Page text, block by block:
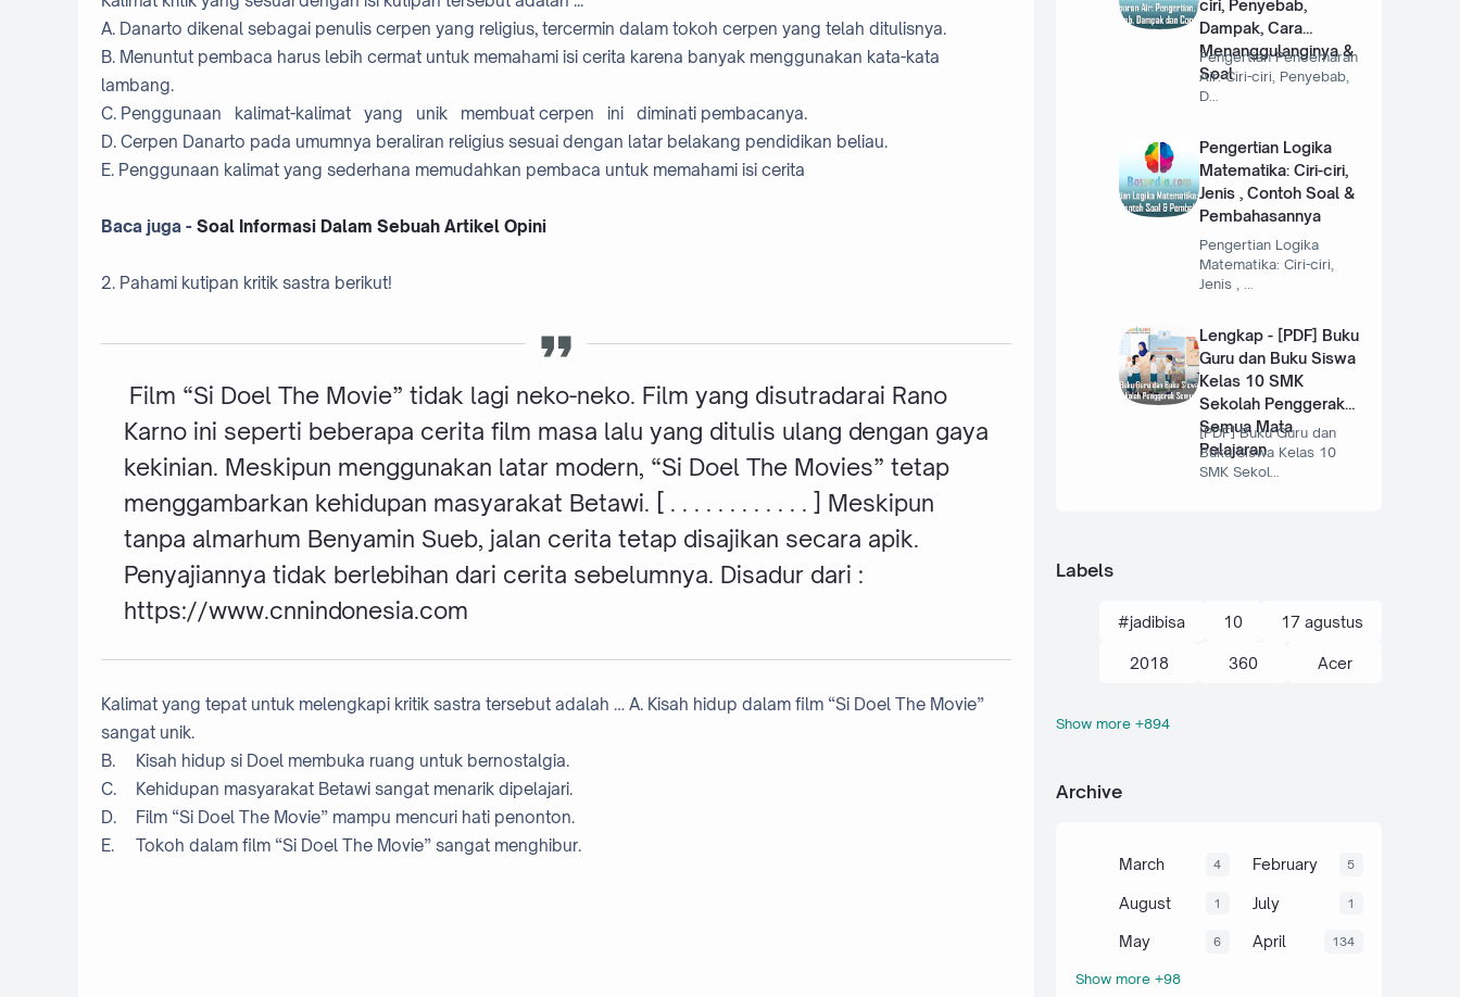
A. Danarto dikenal sebagai penulis cerpen yang religius, tercermin dalam tokoh cerpen yang telah ditulisnya.
B. Menuntut pembaca harus lebih cermat untuk memahami isi cerita karena banyak menggunakan kata-kata
lambang.
C. Penggunaan kalimat-kalimat yang unik membuat cerpen ini diminati pembacanya.
D. Cerpen Danarto pada umumnya beraliran religius sesuai dengan latar belakang pendidikan beliau.
E. Penggunaan kalimat yang sederhana memudahkan pembaca untuk memahami isi cerita
Baca juga - Soal Informasi Dalam Sebuah Artikel Opini
2. Pahami kutipan kritik sastra berikut!
Film “Si Doel The Movie” tidak lagi neko-neko. Film yang disutradarai Rano
Karno ini seperti beberapa cerita film masa lalu yang ditulis ulang dengan gaya
kekinian. Meskipun menggunakan latar modern, “Si Doel The Movies” tetap
menggambarkan kehidupan masyarakat Betawi. [ . . . . . . . . . . . . ] Meskipun
tanpa almarhum Benyamin Sueb, jalan cerita tetap disajikan secara apik.
Penyajiannya tidak berlebihan dari cerita sebelumnya. Disadur dari :
https://www.cnnindonesia.com
Kalimat yang tepat untuk melengkapi kritik sastra tersebut adalah … A. Kisah hidup dalam film “Si Doel The Movie”
sangat unik.
B.
Kisah hidup si Doel membuka ruang untuk bernostalgia.
C.
Kehidupan masyarakat Betawi sangat menarik dipelajari.
D.
Film “Si Doel The Movie” mampu mencuri hati penonton.
E.
Tokoh dalam film “Si Doel The Movie” sangat menghibur.
ciri, Penyebab,
Dampak, Cara
Menanggulanginya &
Soal
Pengertian Pencemaran
Air: Ciri-ciri, Penyebab,
D…
Pengertian Logika
Matematika: Ciri-ciri,
Jenis , Contoh Soal &
Pembahasannya
Pengertian Logika
Matematika: Ciri-ciri,
Jenis , …
Lengkap - [PDF] Buku
Guru dan Buku Siswa
Kelas 10 SMK
Sekolah Penggerak
Semua Mata
Pelajaran
[PDF] Buku Guru dan
Buku Siswa Kelas 10
SMK Sekol…
Labels
#jadibisa 10 17 agustus
2018 360 Acer
action kamera
akhir tahun akuntansi
al-quran hadits alami alat
aljabar Alkana amalan
Anaerob
Show more +894
Archive
March 4 February 5
August 1 July 1
May 6 April 134
Show more +98